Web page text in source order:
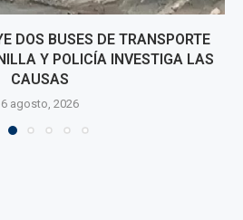
DOS BUSES DE TRANSPORTE
Y POLICÍA INVESTIGA LAS
CAUSAS
6 agosto, 2026